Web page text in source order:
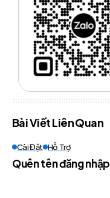
Bài Viết Liên Quan
Cài Đặt Hỗ Trợ
Quên tên đăng nhập